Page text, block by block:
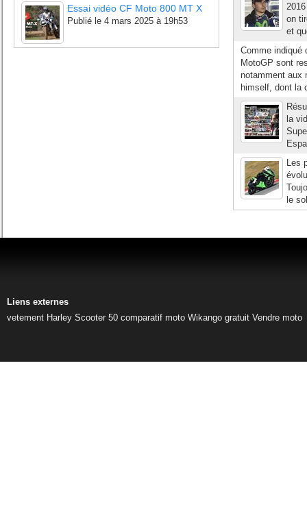
Essai vidéo CF Moto 800 MT X
Publié le 4 mars 2025 à 19h53
on
et
Comme indiqué
MotoGP sont
notamment aux
himself, dont la
la
Les
le
Liens externes
vetement Harley Scooter 50 comparatif moto Wikango gratuit Vendre moto